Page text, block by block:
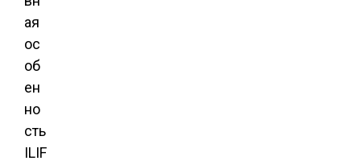
ая
ос
об
ен
но
сть
ILIF